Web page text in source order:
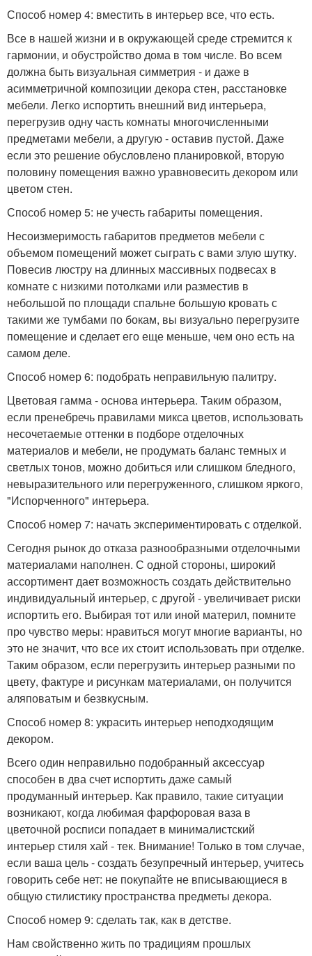
Способ номер 4: вместить в интерьер все, что есть.
Все в нашей жизни и в окружающей среде стремится к
гармонии, и обустройство дома в том числе. Во всем
должна быть визуальная симметрия - и даже в
асимметричной композиции декора стен, расстановке
мебели. Легко испортить внешний вид интерьера,
перегрузив одну часть комнаты многочисленными
предметами мебели, а другую - оставив пустой. Даже
если это решение обусловлено планировкой, вторую
половину помещения важно уравновесить декором или
цветом стен.
Способ номер 5: не учесть габариты помещения.
Несоизмеримость габаритов предметов мебели с
объемом помещений может сыграть с вами злую шутку.
Повесив люстру на длинных массивных подвесах в
комнате с низкими потолками или разместив в
небольшой по площади спальне большую кровать с
такими же тумбами по бокам, вы визуально перегрузите
помещение и сделает его еще меньше, чем оно есть на
самом деле.
Cпособ номер 6: подобрать неправильную палитру.
Цветовая гамма - основа интерьера. Таким образом,
если пренебречь правилами микса цветов, использовать
несочетаемые оттенки в подборе отделочных
материалов и мебели, не продумать баланс темных и
светлых тонов, можно добиться или слишком бледного,
невыразительного или перегруженного, слишком яркого,
"Испорченного" интерьера.
Способ номер 7: начать экспериментировать с отделкой.
Сегодня рынок до отказа разнообразными отделочными
материалами наполнен. С одной стороны, широкий
ассортимент дает возможность создать действительно
индивидуальный интерьер, с другой - увеличивает риски
испортить его. Выбирая тот или иной материл, помните
про чувство меры: нравиться могут многие варианты, но
это не значит, что все их стоит использовать при отделке.
Таким образом, если перегрузить интерьер разными по
цвету, фактуре и рисункам материалами, он получится
аляповатым и безвкусным.
Способ номер 8: украсить интерьер неподходящим
декором.
Всего один неправильно подобранный аксессуар
способен в два счет испортить даже самый
продуманный интерьер. Как правило, такие ситуации
возникают, когда любимая фарфоровая ваза в
цветочной росписи попадает в минималистский
интерьер стиля хай - тек. Внимание! Только в том случае,
если ваша цель - создать безупречный интерьер, учитесь
говорить себе нет: не покупайте не вписывающиеся в
общую стилистику пространства предметы декора.
Способ номер 9: сделать так, как в детстве.
Нам свойственно жить по традициям прошлых